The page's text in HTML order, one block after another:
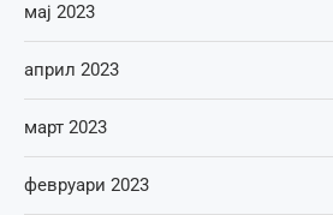
мај 2023
април 2023
март 2023
февруари 2023